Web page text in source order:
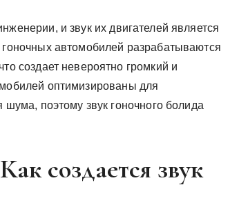
и звук их двигателей является
автомобилей разрабатываются
создает невероятно громкий и
оптимизированы для
поэтому звук гоночного болида
создается звук